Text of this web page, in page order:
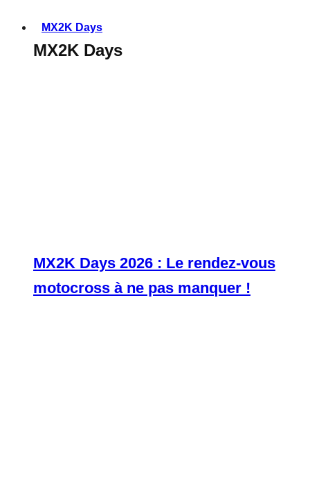
MX2K Days
MX2K Days
MX2K Days 2026 : Le rendez-vous
motocross à ne pas manquer !